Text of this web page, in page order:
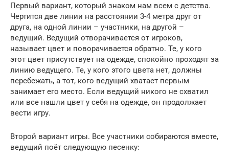
Первый вариант, который знаком нам всем с детства.
Чертится две линии на расстоянии 3-4 метра друг от
друга, на одной линии – участники, на другой –
ведущий. Ведущий отворачивается от игроков,
называет цвет и поворачивается обратно. Те, у кого
этот цвет присутствует на одежде, спокойно проходят за
линию ведущего. Те, у кого этого цвета нет, должны
перебежать, а тот, кого ведущий хватает первым
занимает его место. Если ведущий никого не схватил
или все нашли цвет у себя на одежде, он продолжает
вести игру.
Второй вариант игры. Все участники собираются вместе,
ведущий поёт следующую песенку: